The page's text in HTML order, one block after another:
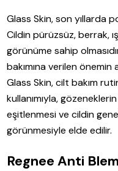
Glass Skin, son yıllarda
Cildin pürüzsüz, berrak,
görünüme sahip
bakımına verilen
Glass Skin, cilt bakım
kullanımıyla,
eşitlenmesi ve cildin
görünmesiyle elde edilir.
Regnee Anti